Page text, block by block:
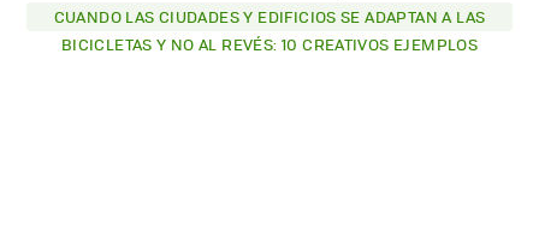
CUANDO LAS CIUDADES Y EDIFICIOS SE ADAPTAN A LAS
BICICLETAS Y NO AL REVÉS: 10 CREATIVOS EJEMPLOS